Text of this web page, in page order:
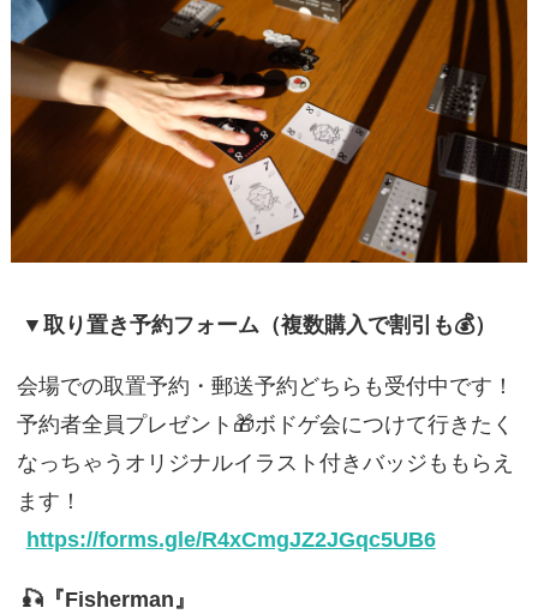
▼取り置き予約フォーム（複数購入で割引も💰）
会場での取置予約・郵送予約どちらも受付中です！
予約者全員プレゼント🎁ボドゲ会につけて行きたく
なっちゃうオリジナルイラスト付きバッジももらえ
ます！
https://forms.gle/R4xCmgJZ2JGqc5UB6
🎣『Fisherman』